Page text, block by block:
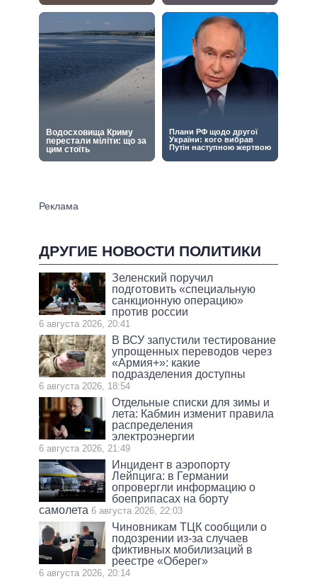
ДРУГИЕ НОВОСТИ ПОЛИТИКИ
Зеленский поручил
подготовить «специальную
санкционную операцию»
против россии
6 августа 2026, 20:41
В ВСУ запустили тестирование
упрощенных переводов через
«Армия+»: какие
подразделения доступны
6 августа 2026, 18:54
Отдельные списки для зимы и
лета: Кабмин изменит правила
распределения
электроэнергии
6 августа 2026, 21:49
Инцидент в аэропорту
Лейпцига: в Германии
опровергли информацию о
боеприпасах на борту
самолета 6 августа 2026, 22:03
Чиновникам ТЦК сообщили о
подозрении из-за случаев
фиктивных мобилизаций в
реестре «Оберег»
6 августа 2026, 20:14